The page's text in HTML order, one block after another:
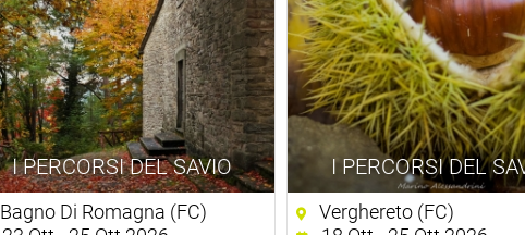
I PERCORSI DEL SAVIO
Bagno Di Romagna (FC)
I PERCORSI DEL
Verghereto (FC)